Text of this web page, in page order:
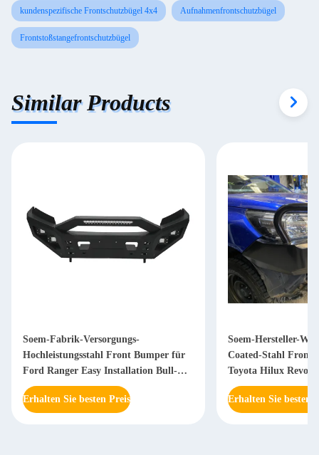
kundenspezifische Frontschutzbügel 4x4 Aufnahmenfrontschutzbügel
Frontstoßstangefrontschutzbügel
Similar Products
Soem-Fabrik-Versorgungs-
Hochleistungsstahl Front Bumper für
Ford Ranger Easy Installation Bull-
Stange
Erhalten Sie besten Preis
Soem-Hersteller-
Coated-Stahl Front
Toyota Hilux Revo
Np 300 D40
Erhalten Sie besten